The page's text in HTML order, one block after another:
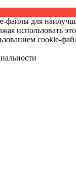
файлы для
использовать
cookie-